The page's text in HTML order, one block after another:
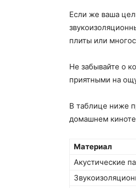
Если же ваша
плиты или
Не забывайте о
приятными на
В таблице ниже
домашнем
Материал
Акустические